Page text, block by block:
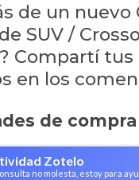
de un nuevo
SUV /
Compartí tus
en los
de compra
Zotelo
no molesta, estoy para